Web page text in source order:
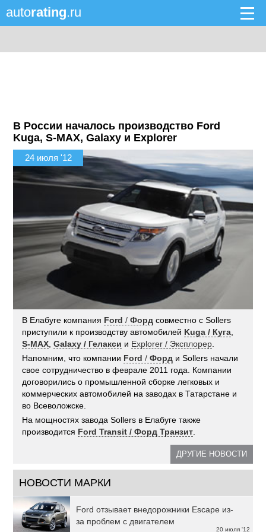
autorating.ru
В России началось производство Ford
Kuga, S-MAX, Galaxy и Explorer
24 июля '12
В Елабуге компания Ford /Форд совместно с Sollers
приступили к производству автомобилей Kuga / Куга
S-MAX ,Galaxy / Гелакси и Explorer / Эксплорер
Напомним, что компании Ford /Форд и Sollers начали
свое сотрудничество в феврале 2011 года. Компании
договорились о промышленной сборке легковых и
коммерческих автомобилей на заводах в Татарстане и
во Всеволожске.
На мощностях завода Sollers в Елабуге также
производится Ford Transit / Форд Транзит
ДРУГИЕ НОВОСТИ
НОВОСТИ МАРКИ
20 июля '12
Ford отзывает внедорожники Escape из-
за проблем с двигателем